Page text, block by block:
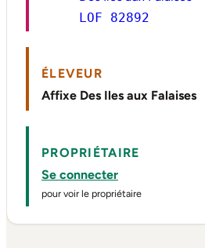
LOF 82892
ÉLEVEUR
Affixe Des Iles aux Falaises
PROPRIÉTAIRE
Se connecter
pour voir le propriétaire